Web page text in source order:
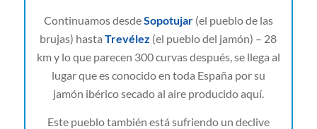
Continuamos desdeSopotujar(el pueblo de las
brujas) hastaTrevélez (el pueblo del jamón) – 28
km y lo que parecen 300 curvas después, se llega al
lugar que es conocido en toda España por su
jamón ibérico secado al aire producido aquí.
Este pueblo también está sufriendo un declive